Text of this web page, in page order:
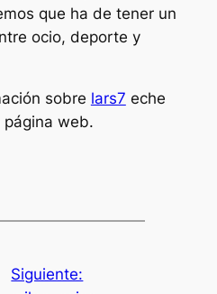
que ha de tener un
ocio, deporte y
sobre lars7 eche
web.
Siguiente: